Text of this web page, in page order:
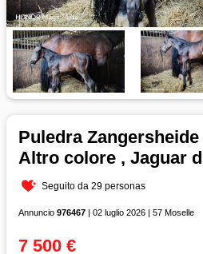
Puledra
Altro colore , Jaguar
Seguito da 29 personas
Annuncio 976467 | 02 luglio 2026 | 57 Moselle
7 500 €